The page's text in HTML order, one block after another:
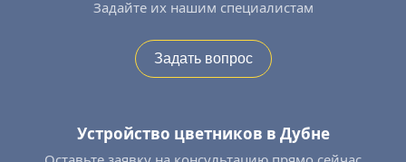
Задайте их нашим специалистам
Задать вопрос
Устройство цветников в Дубне